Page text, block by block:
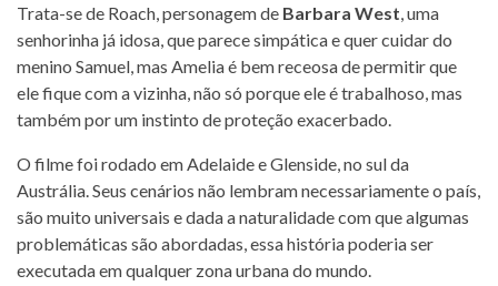
Trata-se de Roach, personagem de Barbara West, uma
senhorinha já idosa, que parece simpática e quer cuidar do
menino Samuel, mas Amelia é bem receosa de permitir que
ele fique com a vizinha, não só porque ele é trabalhoso, mas
também por um instinto de proteção exacerbado.
O filme foi rodado em Adelaide e Glenside, no sul da
Austrália. Seus cenários não lembram necessariamente o país,
são muito universais e dada a naturalidade com que algumas
problemáticas são abordadas, essa história poderia ser
executada em qualquer zona urbana do mundo.